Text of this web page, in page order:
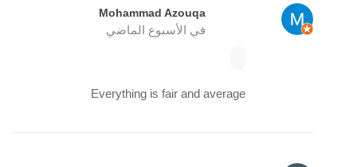
Mohammad Azouqa
في الأسبوع الماضي
Everything is fair and average